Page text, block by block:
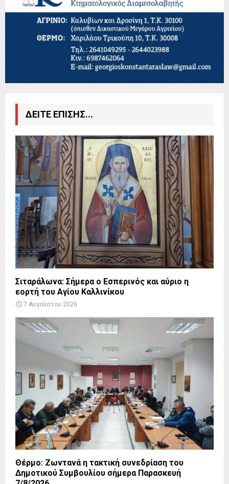
ΔΕΙΤΕ ΕΠΙΣΗΣ...
Σιταράλωνα: Σήμερα ο Εσπερινός και αύριο η
εορτή του Αγίου Καλλινίκου
7 Αυγούστου 2026
Θέρμο: Ζωντανά η τακτική συνεδρίαση του
Δημοτικού Συμβουλίου σήμερα Παρασκευή